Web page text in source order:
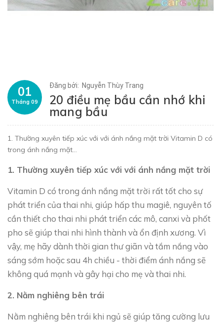
01
Tháng 09
Đăng bởi: Nguyễn Thùy Trang
20 điều mẹ bầu cần nhớ khi
mang bầu
1. Thường xuyên tiếp xúc với với ánh nắng mặt trời Vitamin D có
trong ánh nắng mặt...
1. Thường xuyên tiếp xúc với với ánh nắng mặt trời
Vitamin D có trong ánh nắng mặt trời rất tốt cho sự
phát triển của thai nhi, giúp hấp thu magiê, nguyên tố
cần thiết cho thai nhi phát triển các mô, canxi và phốt
pho sẽ giúp thai nhi hình thành và ổn định xương. Vì
vậy, mẹ hãy dành thời gian thư giãn và tắm nắng vào
sáng sớm hoặc sau 4h chiều - thời điểm ánh nắng sẽ
không quá mạnh và gây hại cho mẹ và thai nhi.
2. Nằm nghiêng bên trái
Nằm nghiêng bên trái khi ngủ sẽ giúp tăng cường lưu